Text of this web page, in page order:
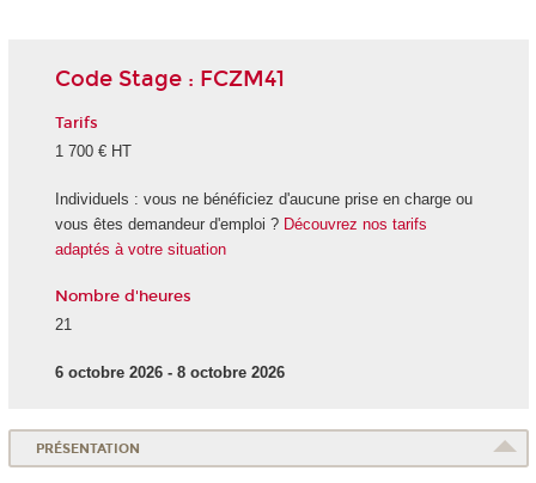
Code Stage : FCZM41
Tarifs
1 700 € HT
Individuels : vous ne bénéficiez d'aucune prise en charge ou
vous êtes demandeur d'emploi ? Découvrez nos tarifs
adaptés à votre situation
Nombre d'heures
21
6 octobre 2026 - 8 octobre 2026
PRÉSENTATION